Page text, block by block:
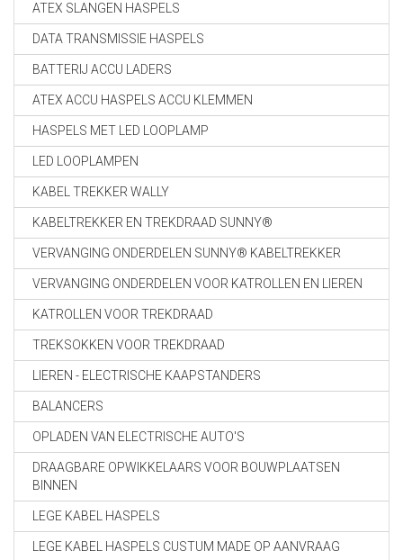
ATEX SLANGEN HASPELS
DATA TRANSMISSIE HASPELS
BATTERIJ ACCU LADERS
ATEX ACCU HASPELS ACCU KLEMMEN
HASPELS MET LED LOOPLAMP
LED LOOPLAMPEN
KABEL TREKKER WALLY
KABELTREKKER EN TREKDRAAD SUNNY®
VERVANGING ONDERDELEN SUNNY® KABELTREKKER
VERVANGING ONDERDELEN VOOR KATROLLEN EN LIEREN
KATROLLEN VOOR TREKDRAAD
TREKSOKKEN VOOR TREKDRAAD
LIEREN - ELECTRISCHE KAAPSTANDERS
BALANCERS
OPLADEN VAN ELECTRISCHE AUTO'S
DRAAGBARE OPWIKKELAARS VOOR BOUWPLAATSEN
BINNEN
LEGE KABEL HASPELS
LEGE KABEL HASPELS CUSTUM MADE OP AANVRAAG